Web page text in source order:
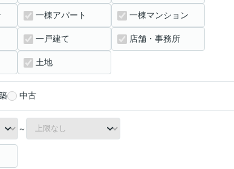
一棟アパート 一棟マンション
一戸建て 店舗・事務所
土地
中古
～